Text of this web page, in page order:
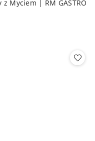
Myciem | RM GASTRO